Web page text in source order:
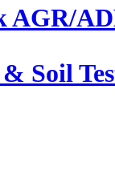
AGR/
Soil